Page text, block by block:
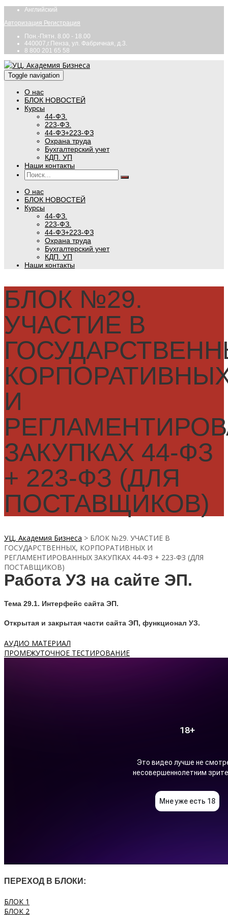
Английский
Авторизация Регистрация
Пон.-Пятн. 8.00 - 18.00
440007,г.Пенза, ул. Фабричная, д.3.
8 800 201 65 58
Toggle navigation
О нас
БЛОК НОВОСТЕЙ
Курсы
44-ФЗ.
223-ФЗ.
44-ФЗ+223-ФЗ
Охрана труда
Бухгалтерский учет
КДП. УП
Наши контакты
О нас
БЛОК НОВОСТЕЙ
Курсы
44-ФЗ.
223-ФЗ.
44-ФЗ+223-ФЗ
Охрана труда
Бухгалтерский учет
КДП. УП
Наши контакты
БЛОК №29.
УЧАСТИЕ В
И
ЗАКУПКАХ 44-ФЗ
+ 223-ФЗ (ДЛЯ
ПОСТАВЩИКОВ)
УЦ, Академия Бизнеса > БЛОК №29. УЧАСТИЕ В
ГОСУДАРСТВЕННЫХ, КОРПОРАТИВНЫХ И
РЕГЛАМЕНТИРОВАННЫХ ЗАКУПКАХ 44-ФЗ + 223-ФЗ (ДЛЯ
ПОСТАВЩИКОВ)
Работа УЗ на сайте ЭП.
Тема 29.1. Интерфейс сайта ЭП.
Открытая и закрытая части сайта ЭП, функционал УЗ.
АУДИО МАТЕРИАЛ
ПРОМЕЖУТОЧНОЕ ТЕСТИРОВАНИЕ
ПЕРЕХОД В БЛОКИ:
БЛОК 1
БЛОК 2